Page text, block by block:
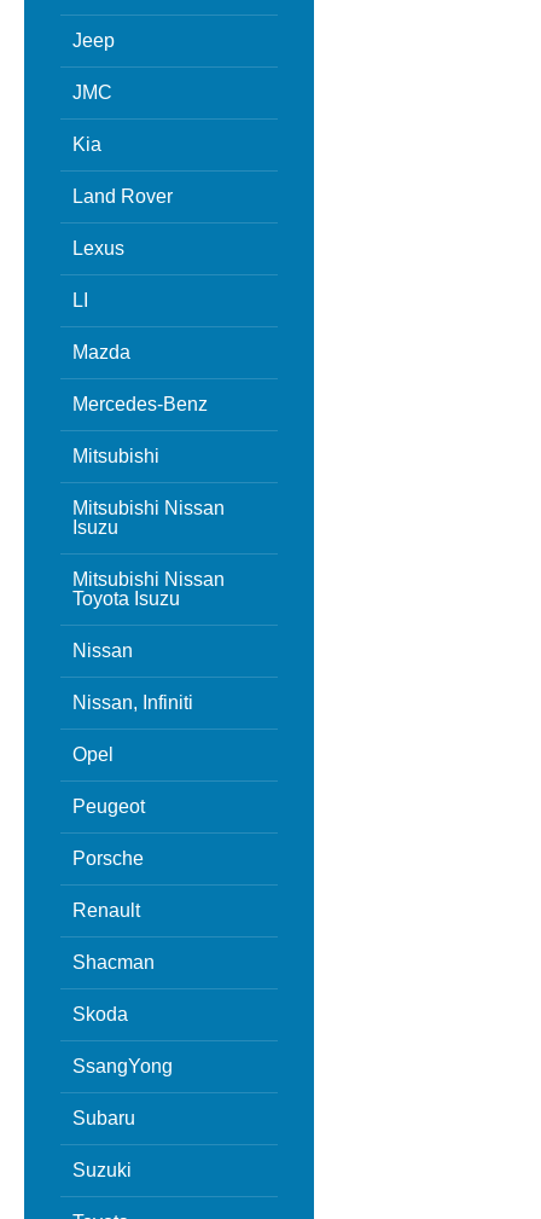
Jeep
JMC
Kia
Land Rover
Lexus
LI
Mazda
Mercedes-Benz
Mitsubishi
Mitsubishi Nissan
Isuzu
Mitsubishi Nissan
Toyota Isuzu
Nissan
Nissan, Infiniti
Opel
Peugeot
Porsche
Renault
Shacman
Skoda
SsangYong
Subaru
Suzuki